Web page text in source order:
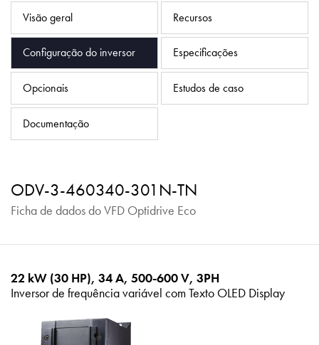
Visão geral Recursos
Configuração do inversor Especificações
Opcionais Estudos de caso
Documentação
ODV-3-460340-301N-TN
Ficha de dados do VFD Optidrive Eco
22 kW (30 HP), 34 A, 500-600 V, 3PH
Inversor de frequência variável com Texto OLED Display
Mapa do site
iSource Logar